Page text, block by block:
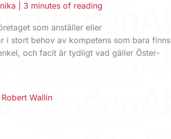
3 minutes of reading
som anställer eller
i stort behov av kompetens som bara finns
och facit är tydligt vad gäller Öster­
Robert Wallin